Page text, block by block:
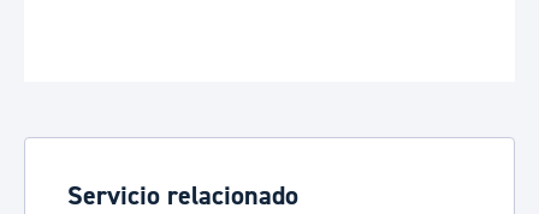
Servicio relacionado